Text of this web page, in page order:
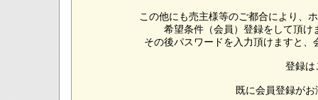
この他にも売主様等のご都合により、
希望条件（会員）登録をして頂
その後パスワードを入力頂けますと
登録
既に会員登録が